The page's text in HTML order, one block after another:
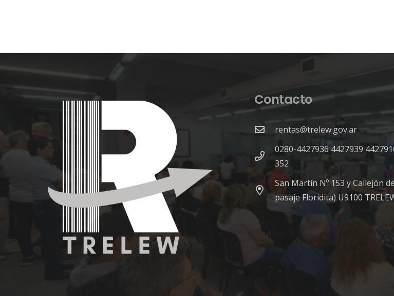
Contacto
rentas@trelew.gov.ar
0280-4427936 4427939
352
San Martín Nº 153 y Callejón
pasaje Floridita) U9100